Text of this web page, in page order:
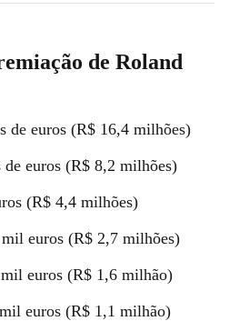
de Roland
de euros (R$ 16,4 milhões)
euros (R$ 8,2 milhões)
(R$ 4,4 milhões)
euros (R$ 2,7 milhões)
euros (R$ 1,6 milhão)
euros (R$ 1,1 milhão)